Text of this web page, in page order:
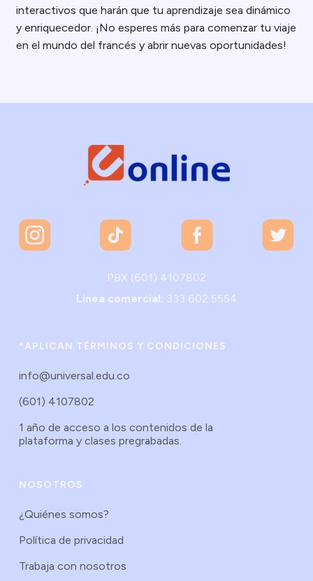
interactivos que harán que tu aprendizaje sea dinámico
y enriquecedor. ¡No esperes más para comenzar tu viaje
en el mundo del francés y abrir nuevas oportunidades!
PBX (601) 4107802
Linea comercial: 333 602 5554
*APLICAN TÉRMINOS Y CONDICIONES
info@universal.edu.co
(601) 4107802
1 año de acceso a los contenidos de la
plataforma y clases pregrabadas.
NOSOTROS
¿Quiénes somos?
Política de privacidad
Trabaja con nosotros